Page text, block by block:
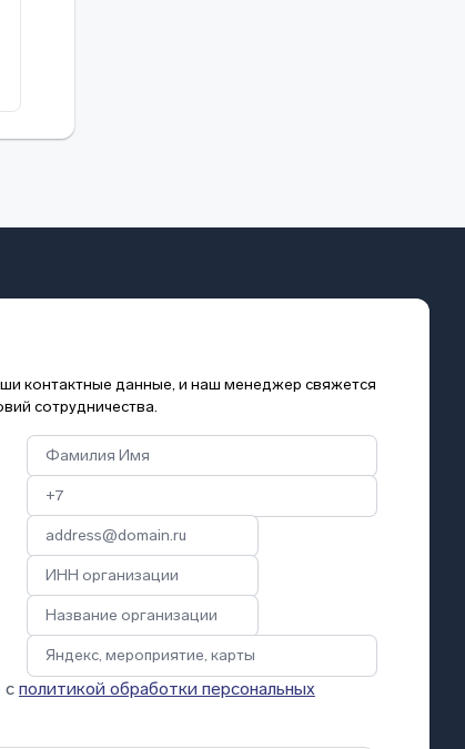
контактные данные, и наш менеджер свяжется
сотрудничества.
с политикой обработки персональных